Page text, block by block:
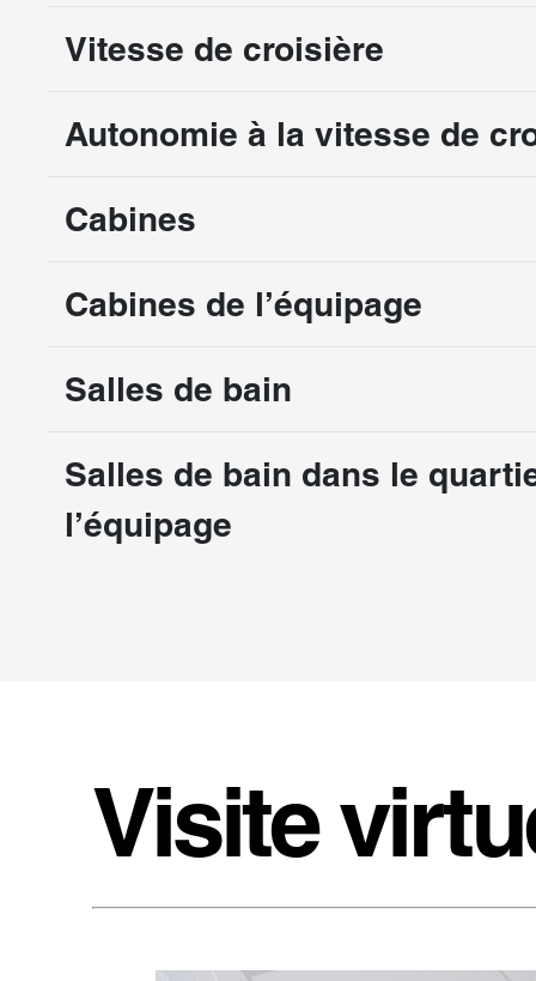
Vitesse de croisière
Autonomie à la vitesse de
Cabines
Cabines de l’équipage
Salles de bain
Salles de bain dans le
l’équipage
Visite